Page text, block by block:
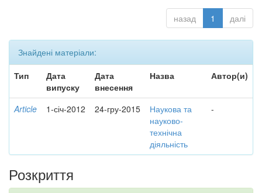
назад 1 далі
Знайдені матеріали:
Тип
Дата
випуску
Дата
внесення
Назва Автор(и)
Article 1-січ-2012 24-гру-2015
Наукова та
науково-
технічна
діяльність
-
Розкриття